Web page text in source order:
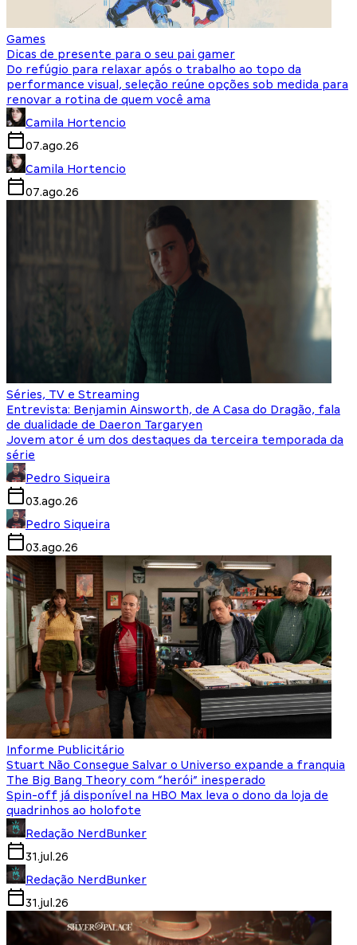
Games
Dicas de presente para o seu pai gamer
Do refúgio para relaxar após o trabalho ao topo da
performance visual, seleção reúne opções sob medida para
renovar a rotina de quem você ama
Camila Hortencio
07.ago.26
Camila Hortencio
07.ago.26
Séries, TV e Streaming
Entrevista: Benjamin Ainsworth, de A Casa do Dragão, fala
de dualidade de Daeron Targaryen
Jovem ator é um dos destaques da terceira temporada da
série
Pedro Siqueira
03.ago.26
Pedro Siqueira
03.ago.26
Informe Publicitário
Stuart Não Consegue Salvar o Universo expande a franquia
The Big Bang Theory com “herói” inesperado
Spin-off já disponível na HBO Max leva o dono da loja de
quadrinhos ao holofote
Redação NerdBunker
31.jul.26
Redação NerdBunker
31.jul.26